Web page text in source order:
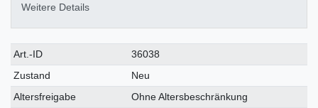
Weitere Details
Art.-ID
36038
Zustand
Neu
Altersfreigabe
Ohne Altersbeschränkung